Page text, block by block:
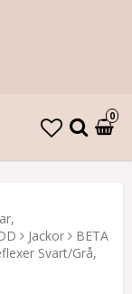
0
Jackor
BETA
Svart/Grå,